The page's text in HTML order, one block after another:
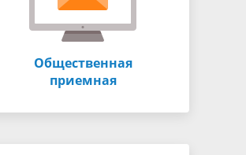
Общественная
приемная